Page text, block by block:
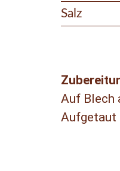
Salz
Auf Blech
Aufgetaut